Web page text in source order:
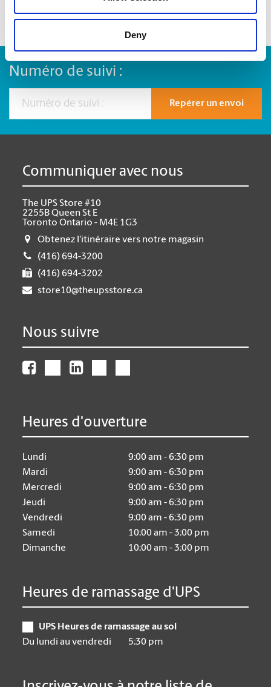
Deny
Numéro de suivi :
Repérer un envoi
Communiquer avec nous
The UPS Store #10
2255B Queen St E
Toronto Ontario - M4E 1G3
Obtenez l'itinéraire vers notre magasin
(416) 694-3200
(416) 694-3202
store10@theupsstore.ca
Nous suivre
Heures d'ouverture
Lundi
9:00 am - 6:30 pm
Mardi
9:00 am - 6:30 pm
Mercredi
9:00 am - 6:30 pm
Jeudi
9:00 am - 6:30 pm
Vendredi
9:00 am - 6:30 pm
Samedi
10:00 am - 3:00 pm
Dimanche
10:00 am - 3:00 pm
Heures de ramassage d'UPS
UPS Heures de ramassage au sol
Du lundi au vendredi
5:30 pm